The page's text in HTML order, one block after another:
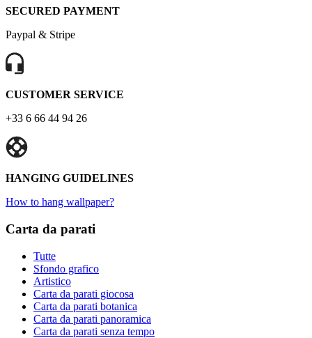
SECURED PAYMENT
Paypal & Stripe
CUSTOMER SERVICE
+33 6 66 44 94 26
HANGING GUIDELINES
How to hang wallpaper?
Carta da parati
Tutte
Sfondo grafico
Artistico
Carta da parati giocosa
Carta da parati botanica
Carta da parati panoramica
Carta da parati senza tempo